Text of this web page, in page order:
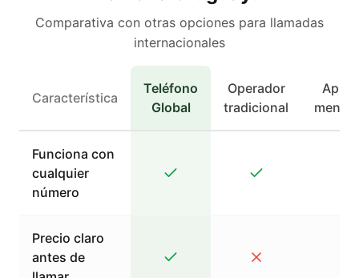
Comparativa con otras opciones para llamadas
internacionales
Característica
Teléfono
Global
Operador
tradicional
Apps
Funciona con
cualquier
número
Precio claro
antes de